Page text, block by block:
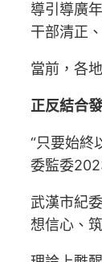
導引導廣
干部清正
當前，各
正反結合
“只要始終
委監委
武漢市紀
想信心、